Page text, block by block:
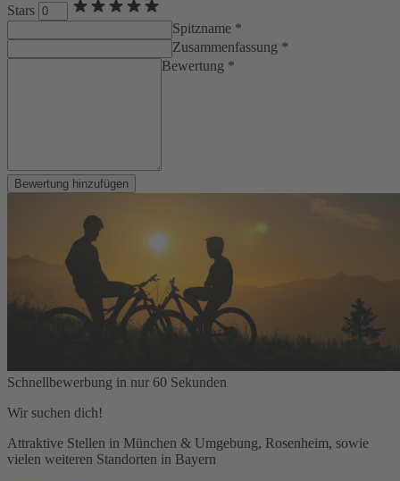
Stars
Spitzname *
Zusammenfassung *
Bewertung *
Bewertung hinzufügen
Schnellbewerbung in nur 60 Sekunden
Wir suchen dich!
Attraktive Stellen in München & Umgebung, Rosenheim, sowie
vielen weiteren Standorten in Bayern